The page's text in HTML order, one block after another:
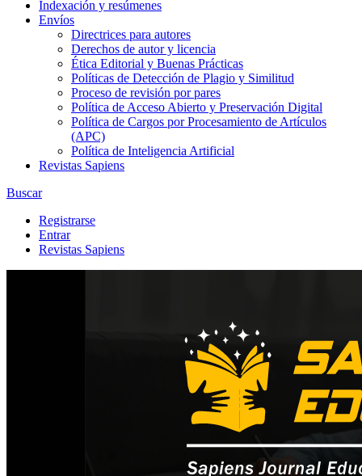
Indexación y resúmenes
Envíos
Directrices para autores
Derechos de autor y licencia
Ética Editorial y Buenas Prácticas
Políticas de Detección de Plagio y Similitud
Proceso de revisión por pares
Política de Acceso Abierto y Preservación Digital
Política de Cargos por Procesamiento de Artículos
(APC)
Política de Inteligencia Artificial
Revistas Sapiens
Buscar
Registrarse
Entrar
Revistas Sapiens